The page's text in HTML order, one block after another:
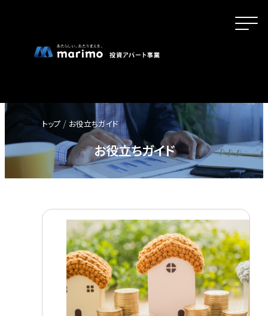
ホーム
名古屋・大阪・広島エリアの魅力
物件一覧
お役立ちガイド
トップ お役立ちガイド